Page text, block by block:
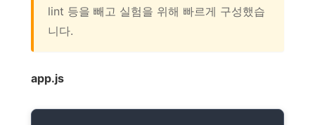
lint 등을 빼고 실험을 위해 빠르게 구성했습
니다.
app.js